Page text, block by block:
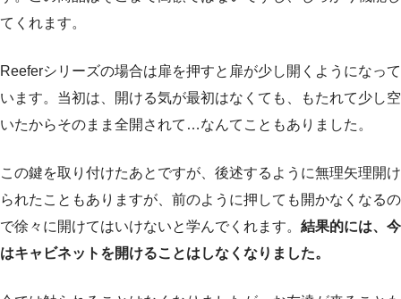
てくれます。
Reeferシリーズの場合は扉を押すと扉が少し開くようになって
います。当初は、開ける気が最初はなくても、もたれて少し空
いたからそのまま全開されて…なんてこともありました。
この鍵を取り付けたあとですが、後述するように無理矢理開け
られたこともありますが、前のように押しても開かなくなるの
で徐々に開けてはいけないと学んでくれます。 結果的には、今
はキャビネットを開けることはしなくなりました。